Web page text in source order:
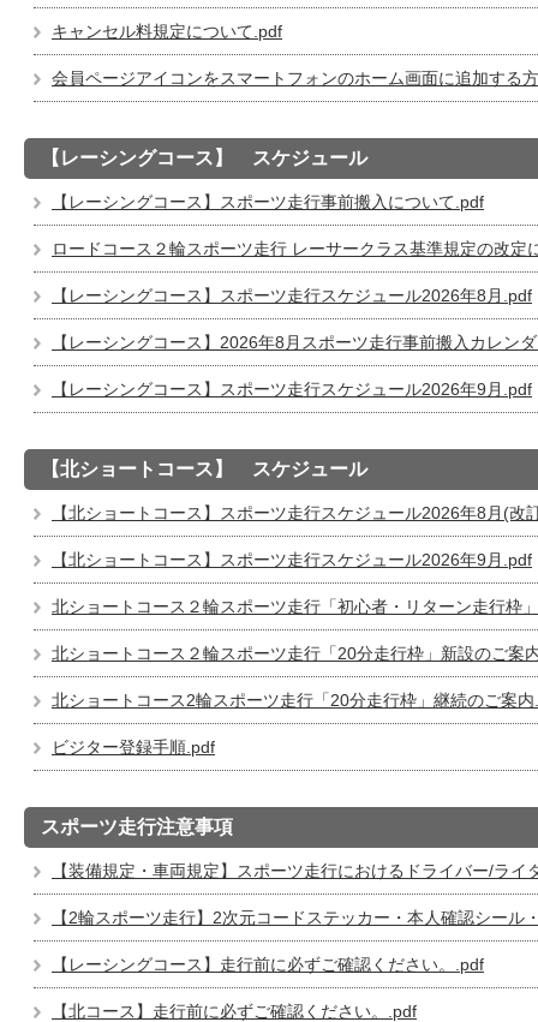
キャンセル料規定について.pdf
会員ページアイコンをスマートフォンのホーム画面に追加する
【レーシングコース】 スケジュール
【レーシングコース】スポーツ走行事前搬入について.pdf
ロードコース２輪スポーツ走行 レーサークラス基準規定の改定
【レーシングコース】スポーツ走行スケジュール2026年8月.pdf
【レーシングコース】2026年8月スポーツ走行事前搬入カレン
【レーシングコース】スポーツ走行スケジュール2026年9月.pdf
【北ショートコース】 スケジュール
【北ショートコース】スポーツ走行スケジュール2026年8月(改
【北ショートコース】スポーツ走行スケジュール2026年9月.pdf
北ショートコース２輪スポーツ走行「初心者・リターン走行枠
北ショートコース２輪スポーツ走行「20分走行枠」新設のご案
北ショートコース2輪スポーツ走行「20分走行枠」継続のご案
ビジター登録手順.pdf
スポーツ走行注意事項
【装備規定・車両規定】スポーツ走行におけるドライバー/ラ
【2輪スポーツ走行】2次元コードステッカー・本人確認シール
【レーシングコース】走行前に必ずご確認ください。.pdf
【北コース】走行前に必ずご確認ください。.pdf